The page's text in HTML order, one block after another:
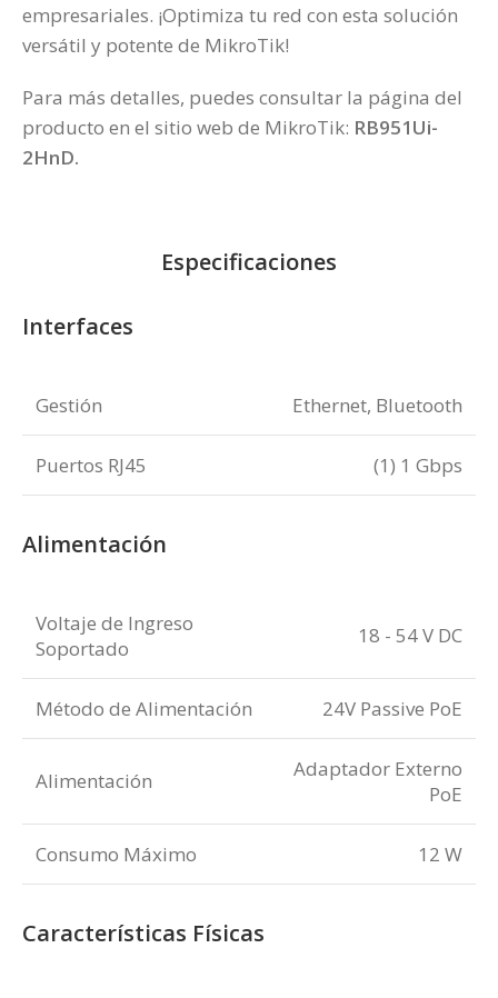
empresariales. ¡Optimiza tu red con esta solución
versátil y potente de MikroTik!
Para más detalles, puedes consultar la página del
producto en el sitio web de MikroTik: RB951Ui-
2HnD.
Especificaciones
Interfaces
Gestión Ethernet, Bluetooth
Puertos RJ45 (1) 1 Gbps
Alimentación
Voltaje de Ingreso
Soportado
18 - 54 V DC
Método de Alimentación 24V Passive PoE
Alimentación
Adaptador Externo
PoE
Consumo Máximo 12 W
Características Físicas